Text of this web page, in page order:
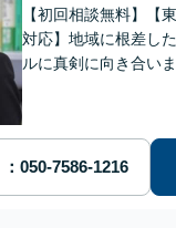
【初回相談無料】【
対応】地域に根差し
ルに真剣に向き合い